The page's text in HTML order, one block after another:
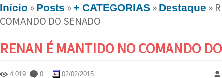
Início » Posts »+ CATEGORIAS » Destaque »
COMANDO DO SENADO
RENAN É MANTIDO NO COMANDO
4.019 0 02/02/2015